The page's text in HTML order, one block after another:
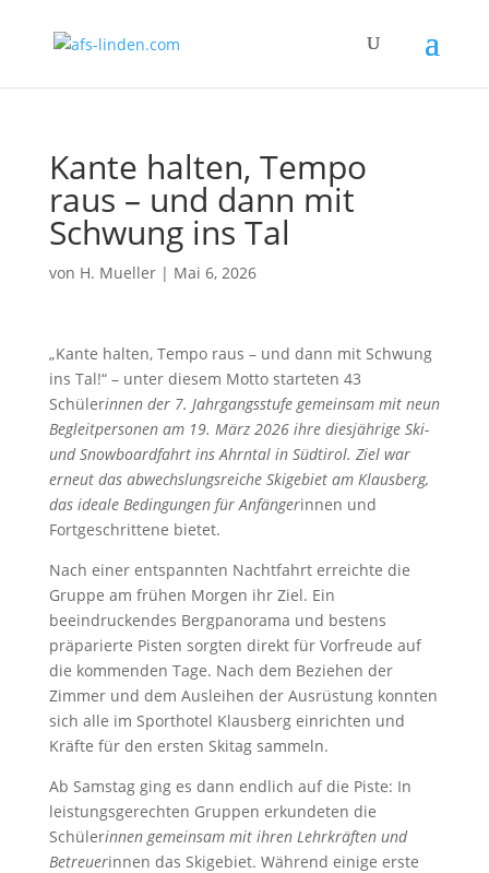
Kante halten, Tempo
raus – und dann mit
Schwung ins Tal
von H. Mueller| Mai 6, 2026
„Kante halten, Tempo raus – und dann mit Schwung
ins Tal!“ – unter diesem Motto starteten 43
Schülerinnen der 7. Jahrgangsstufe gemeinsam mit neun
Begleitpersonen am 19. März 2026 ihre diesjährige Ski-
und Snowboardfahrt ins Ahrntal in Südtirol. Ziel war
erneut das abwechslungsreiche Skigebiet am Klausberg,
das ideale Bedingungen für Anfängerinnen und
Fortgeschrittene bietet.
Nach einer entspannten Nachtfahrt erreichte die
Gruppe am frühen Morgen ihr Ziel. Ein
beeindruckendes Bergpanorama und bestens
präparierte Pisten sorgten direkt für Vorfreude auf
die kommenden Tage. Nach dem Beziehen der
Zimmer und dem Ausleihen der Ausrüstung konnten
sich alle im Sporthotel Klausberg einrichten und
Kräfte für den ersten Skitag sammeln.
Ab Samstag ging es dann endlich auf die Piste: In
leistungsgerechten Gruppen erkundeten die
Schülerinnen gemeinsam mit ihren Lehrkräften und
Betreuerinnen das Skigebiet. Während einige erste